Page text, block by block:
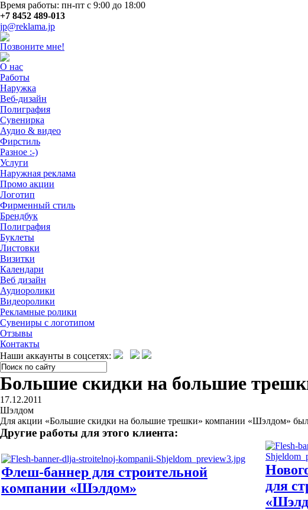
Время работы: пн-пт с 9:00 до 18:00
+7 8452 489-013
jp@reklama.jp
Позвоните мне!
О нас
Работы
Наружка
Веб-дизайн
Полиграфия
Сувенирка
Аудио & видео
Фирстиль
Разное :-)
Услуги
Наружная реклама
Промо акции
Логотип
Фирменный стиль
Брендбук
Полиграфия
Буклеты
Листовки
Визитки
Календари
Веб дизайн
Аудиоролики
Видеоролики
Рекламные ролики
Сувениры с логотипом
Отзывы
Контакты
Наши аккаунты в соцсетях:
Большие скидки на большие
17.12.2011
Шэлдом
Для акции «Большие скидки на большие трешки» компании «Шэлдом»
Другие работы для этого клиента:
Флеш-баннер для строительной
компании «Шэлдом»
для